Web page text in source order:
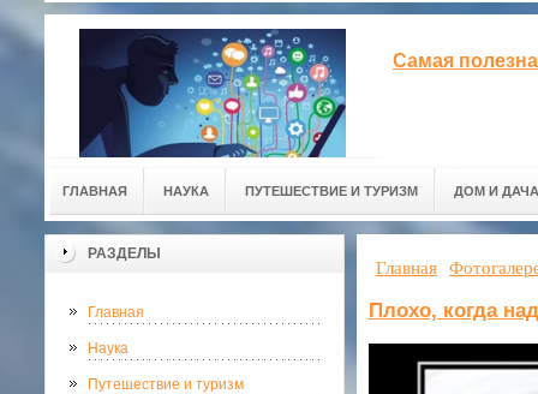
Самая
ГЛАВНАЯ НАУКА ПУТЕШЕСТВИЕ И ТУРИЗМ ДОМ И ДАЧА
РАЗДЕЛЫ
Главная
Наука
Путешествие и туризм
Главная
Плохо, когда